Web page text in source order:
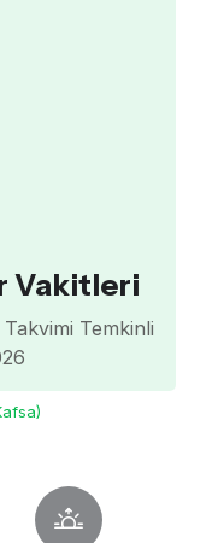
Vakitleri
Temkinli